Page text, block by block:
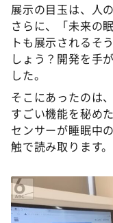
展示の目玉は、人
さらに、「未来の
トも展示されるそ
しょう？開発を手
した。
そこにあったのは
すごい機能を秘め
センサーが睡眠中
触で読み取ります。